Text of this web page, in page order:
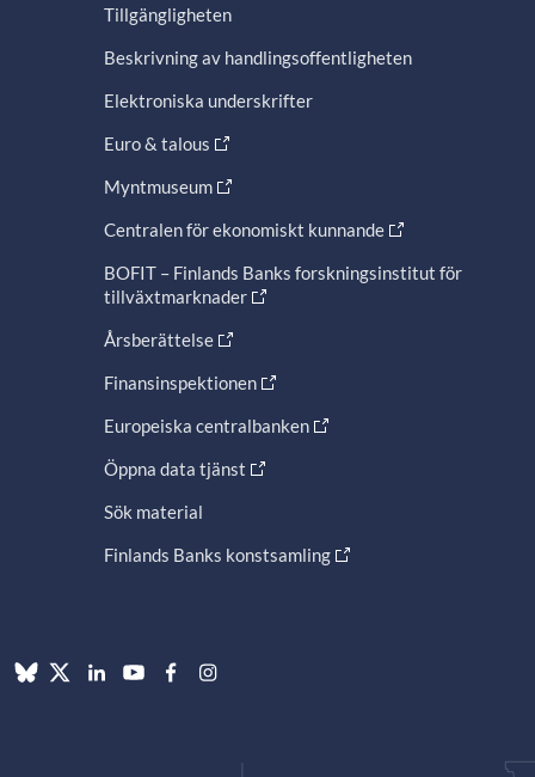
Tillgängligheten
Beskrivning av handlingsoffentligheten
Elektroniska underskrifter
Euro & talous
Myntmuseum
Centralen för ekonomiskt kunnande
BOFIT – Finlands Banks forskningsinstitut för
tillväxtmarknader
Årsberättelse
Finansinspektionen
Europeiska centralbanken
Öppna data tjänst
Sök material
Finlands Banks konstsamling